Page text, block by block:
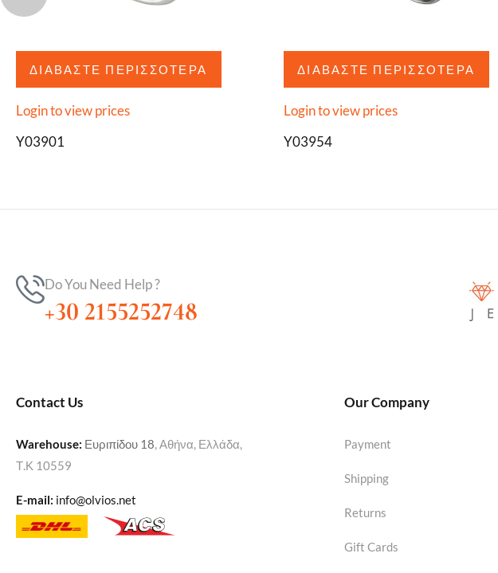
ΔΙΑΒΆΣΤΕ ΠΕΡΙΣΣΌΤΕΡΑ
Login to view prices
Y03901
ΔΙΑΒΆΣΤΕ ΠΕΡΙΣΣΌΤΕΡΑ
Login to view prices
Y03954
Do You Need Help ?
+30 2155252748
Contact Us
Warehouse: Ευριπίδου 18, Αθήνα, Ελλάδα,
Τ.Κ 10559
E-mail: info@olvios.net
Our Company
Payment
Shipping
Returns
Gift Cards